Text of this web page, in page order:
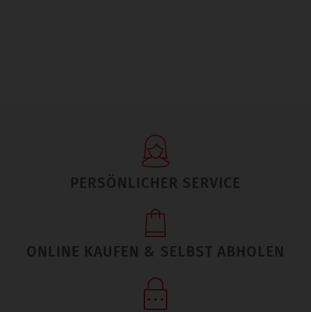
PERSÖNLICHER SERVICE
ONLINE KAUFEN & SELBST ABHOLEN